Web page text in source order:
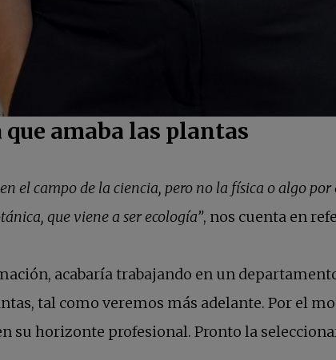
amaba las plantas
el campo de la ciencia, pero no la física o algo
que viene a ser ecología”, nos cuenta en
acabaría trabajando en un
tal como veremos más adelante. Por el
su horizonte profesional. Pronto la